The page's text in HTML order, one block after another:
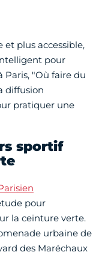
plus accessible,
pour
Paris, "Où faire du
diffusion
pratiquer une
sportif
pour
la ceinture verte.
urbaine de
des Maréchaux